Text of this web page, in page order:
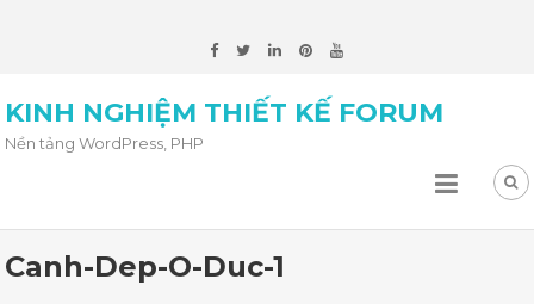
KINH NGHIỆM THIẾT KẾ FORUM
Nền tảng WordPress, PHP
Canh-Dep-O-Duc-1